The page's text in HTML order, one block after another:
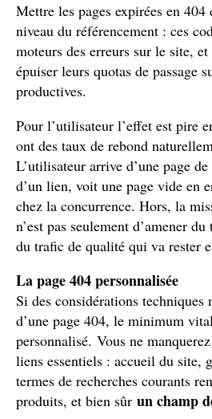
Mettre les pages expirées en
niveau du référencement : ces
moteurs des erreurs sur le site,
épuiser leurs quotas de passage
productives.
Pour l’utilisateur l’effet est pire
ont des taux de rebond
L’utilisateur arrive d’une page
d’un lien, voit une page vide en
chez la concurrence. Hors, la
n’est pas seulement d’amener
du trafic de qualité qui va rester
La page 404 personnalisée
Si des considérations techniques
d’une page 404, le minimum
personnalisé. Vous ne
liens essentiels : accueil du site,
termes de recherches courants
produits, et bien sûr un champ